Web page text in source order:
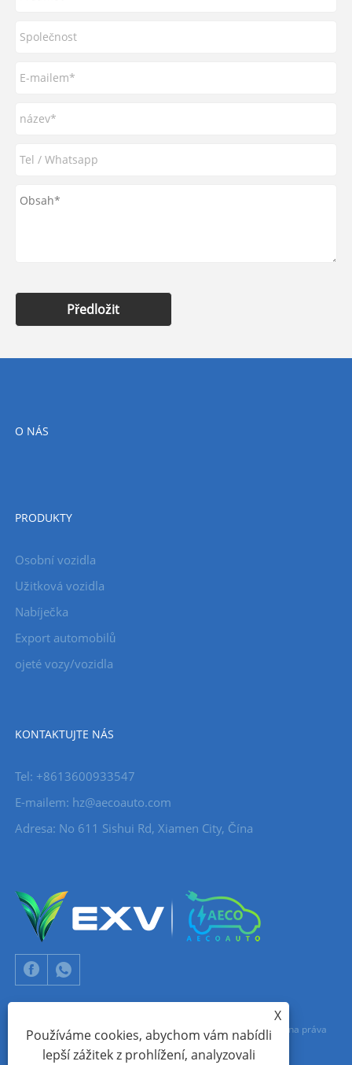
Předložit
O NÁS
PRODUKTY
Osobní vozidla
Užitková vozidla
Nabíječka
Export automobilů
ojeté vozy/vozidla
KONTAKTUJTE NÁS
Tel: +8613600933547
E-mailem: hz@aecoauto.com
Adresa: No 611 Sishui Rd, Xiamen City, Čína
Copyright © 2024 Xiamen Aecoauto Technology Co., Ltd. Všechna práva
vyhrazena.
X
Používáme cookies, abychom vám nabídli
lepší zážitek z prohlížení, analyzovali